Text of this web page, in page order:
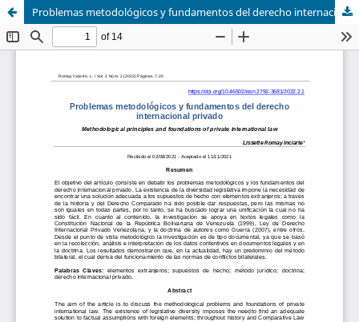
Problemas metodológicos y fundamentos del derecho internacional privado